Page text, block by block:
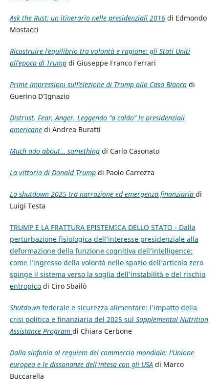
Ask the Rust: un itinerario nelle presidenziali 2016di Edmondo
Mostacci
Ricostruire l’equilibrio tra volontà e ragione: gli Stati Uniti
all’epoca di Trumpdi Giuseppe Franco Ferrari
Prime impressioni sull’elezione di Trump alla Casa Biancadi
Guerino D’Ignazio
Distrust, Fear, Anger. Leggendo “a caldo” le presidenziali
americanedi Andrea Buratti
Much ado about… somethingdi Carlo Casonato
La vittoria di Donald Trumpdi Paolo Carrozza
Lo shutdown 2025 tra narrazione ed emergenza finanziaria di
Luigi Testa
TRUMP E LA FRATTURA EPISTEMICA DELLO STATO - Dalla
perturbazione fisiologica dell’interesse presidenziale alla
deformazione della funzione cognitiva dell’intelligence:
come l’ingresso della volontà nello spazio dell’articolo zero
spinge il sistema verso la soglia dell’instabilità e del rischio
entropicodi Ciro Sbailò
Shutdownfederale e sicurezza alimentare: l’impatto della
crisi politica e finanziaria del 2025 sul Supplemental Nutrition
Assistance Program di Chiara Cerbone
Dalla sinfonia al requiem del commercio mondiale: l'Unione
europea e le dissonanze dell'intesa con gli USAdi Marco
Buccarella